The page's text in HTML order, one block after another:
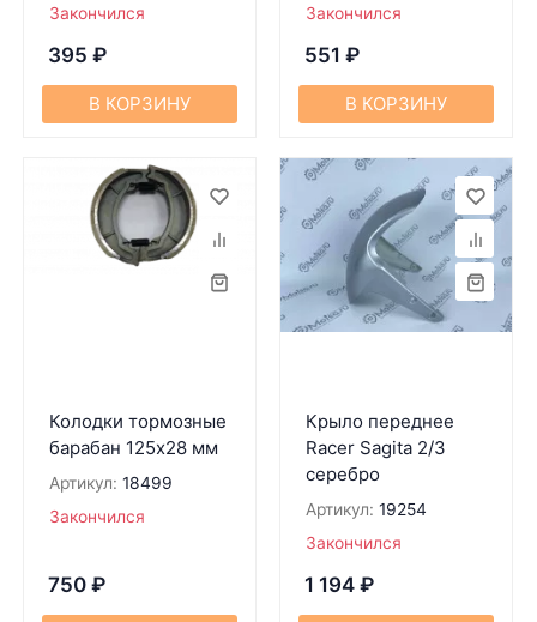
Закончился
395 ₽
В КОРЗИНУ
Закончился
551 ₽
В КОРЗИНУ
Колодки тормозные
барабан 125х28 мм
Артикул: 18499
Закончился
750 ₽
Крыло переднее
Racer Sagita 2/3
серебро
Артикул: 19254
Закончился
1 194 ₽